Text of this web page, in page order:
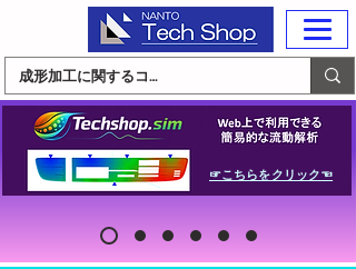
☞こちらをクリック☜